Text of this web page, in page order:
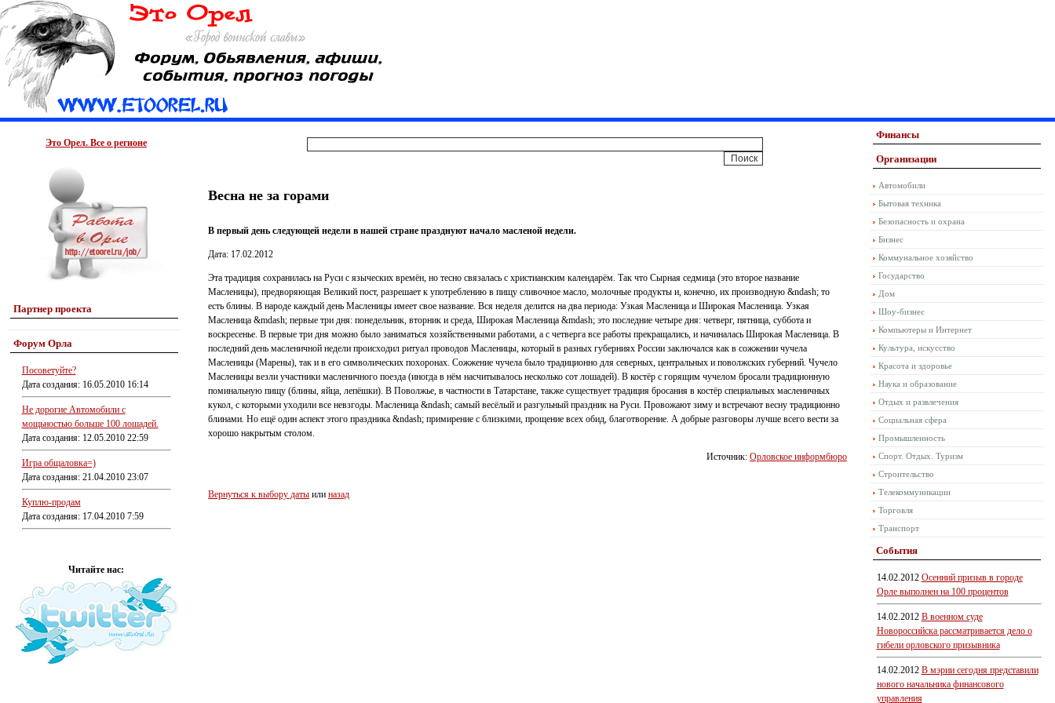
Это Орел. Все о регионе
Партнер проекта
Форум Орла
Посоветуйте?
Дата создания: 16.05.2010 16:14
Не дорогие Автомобили с
мощьностью больше 100 лошадей.
Дата создания: 12.05.2010 22:59
Игра общаловка=)
Дата создания: 21.04.2010 23:07
Куплю-продам
Дата создания: 17.04.2010 7:59
Читайте нас:
Весна не за горами
В первый день следующей недели в нашей стране празднуют начало масленой недели.
Дата: 17.02.2012
Эта традиция сохранилась на Руси с языческих времён, но тесно связалась с христианским календарём. Так что Сырная седмица (это второе название
Масленицы), предворяющая Великий пост, разрешает к употреблению в пищу сливочное масло, молочные продукты и, конечно, их производную &ndash; то
есть блины. В народе каждый день Масленицы имеет свое название. Вся неделя делится на два периода: Узкая Масленица и Широкая Масленица. Узкая
Масленица &mdash; первые три дня: понедельник, вторник и среда, Широкая Масленица &mdash; это последние четыре дня: четверг, пятница, суббота и
воскресенье. В первые три дня можно было заниматься хозяйственными работами, а с четверга все работы прекращались, и начиналась Широкая Масленица. В
последний день масленичной недели происходил ритуал проводов Масленицы, который в разных губерниях России заключался как в сожжении чучела
Масленицы (Марены), так и в его символических похоронах. Сожжение чучела было традиционно для северных, центральных и поволжских губерний. Чучело
Масленицы везли участники масленичного поезда (иногда в нём насчитывалось несколько сот лошадей). В костёр с горящим чучелом бросали традиционную
поминальную пищу (блины, яйца, лепёшки). В Поволжье, в частности в Татарстане, также существует традиция бросания в костёр специальных масленичных
кукол, с которыми уходили все невзгоды. Масленица &ndash; самый весёлый и разгульный праздник на Руси. Провожают зиму и встречают весну традиционно
блинами. Но ещё один аспект этого праздника &ndash; примирение с близкими, прощение всех обид, благотворение. А добрые разговоры лучше всего вести за
хорошо накрытым столом.
Источник: Орловское информбюро
Вернуться к выбору даты или назад
Финансы
Организации
Автомобили
Бытовая техника
Безопасность и охрана
Бизнес
Коммунальное хозяйство
Государство
Дом
Шоу-бизнес
Компьютеры и Интернет
Культура, искусство
Красота и здоровье
Наука и образование
Отдых и развлечения
Социальная сфера
Промышленность
Спорт. Отдых. Туризм
Строительство
Телекоммуникации
Торговля
Транспорт
События
14.02.2012 Осенний призыв в городе
Орле выполнен на 100 процентов
14.02.2012 В военном суде
Новороссийска рассматривается дело о
гибели орловского призывника
14.02.2012 В мэрии сегодня представили
нового начальника финансового
управления